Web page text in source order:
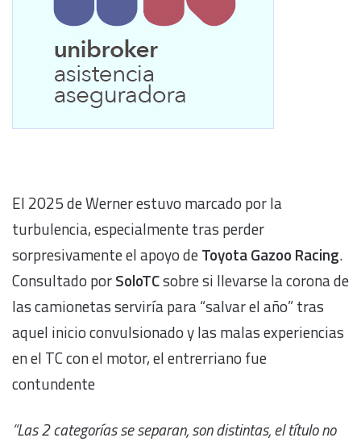
El 2025 de Werner estuvo marcado por la
turbulencia, especialmente tras perder
sorpresivamente el apoyo deToyota Gazoo Racing.
Consultado porSoloTCsobre si llevarse la corona de
las camionetas serviría para “salvar el año” tras
aquel inicio convulsionado y las malas experiencias
en el TC con el motor, el entrerriano fue
contundente
“Las 2 categorías se separan, son distintas, el título no